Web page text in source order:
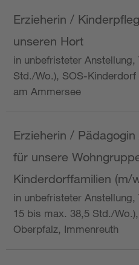
Erzieherin /
unseren Hort
in unbefristeter
Std./Wo.), SOS-
am Ammersee
Erzieherin /
für unsere
Kinderdorffamilien (m/
in unbefristeter Anstellung,
15 bis max. 38,5 Std./
Oberpfalz, Immenreuth